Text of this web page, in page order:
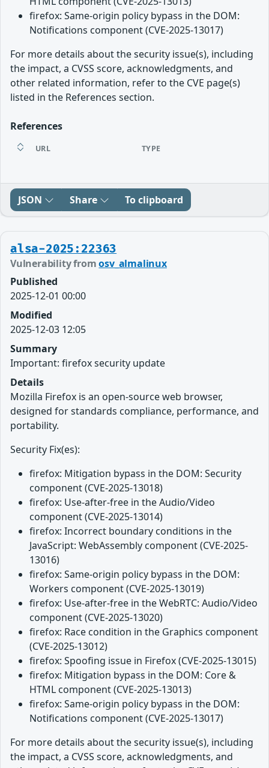
firefox: Same-origin policy bypass in the DOM:
Notifications component (CVE-2025-13017)
For more details about the security issue(s), including
the impact, a CVSS score, acknowledgments, and
other related information, refer to the CVE page(s)
listed in the References section.
References
URL TYPE
JSON Share To clipboard
alsa-2025:22363
Vulnerability fromosv_almalinux
Published
2025-12-01 00:00
Modified
2025-12-03 12:05
Summary
Important: firefox security update
Details
Mozilla Firefox is an open-source web browser,
designed for standards compliance, performance, and
portability.
Security Fix(es):
firefox: Mitigation bypass in the DOM: Security
component (CVE-2025-13018)
firefox: Use-after-free in the Audio/Video
component (CVE-2025-13014)
firefox: Incorrect boundary conditions in the
JavaScript: WebAssembly component (CVE-2025-
13016)
firefox: Same-origin policy bypass in the DOM:
Workers component (CVE-2025-13019)
firefox: Use-after-free in the WebRTC: Audio/Video
component (CVE-2025-13020)
firefox: Race condition in the Graphics component
(CVE-2025-13012)
firefox: Spoofing issue in Firefox (CVE-2025-13015)
firefox: Mitigation bypass in the DOM: Core &
HTML component (CVE-2025-13013)
firefox: Same-origin policy bypass in the DOM:
Notifications component (CVE-2025-13017)
For more details about the security issue(s), including
the impact, a CVSS score, acknowledgments, and